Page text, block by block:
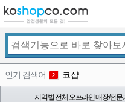
인기 검색어 2 코샵
3 익스
지역별 전체 오프라인 매장/전